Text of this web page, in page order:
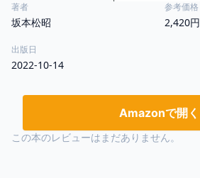
著者
坂本松昭
参考価格
2,420円
出版日
2022-10-14
Amazonで開く
この本のレビューはまだありません。